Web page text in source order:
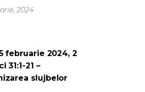
BETANIA
MEMBER
2024
februarie 2024, 2
31:1-21 –
slujbelor